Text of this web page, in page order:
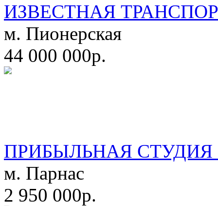
ИЗВЕСТНАЯ
м. Пионерская
44 000 000р.
ПРИБЫЛЬНАЯ СТУДИЯ
м. Парнас
2 950 000р.